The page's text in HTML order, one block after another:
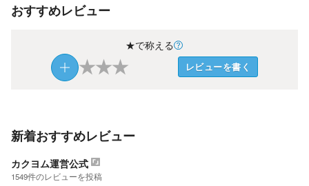
おすすめレビュー
★で称える
★★★ レビューを書く
新着おすすめレビュー
カクヨム運営公式
1549件のレビューを投稿